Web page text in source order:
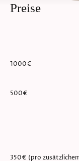
Preise
1000€
500€
350€ (pro